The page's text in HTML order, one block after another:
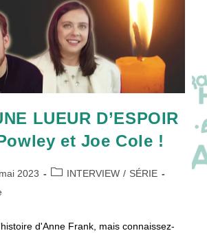
LUEUR D’ESPOIR
et Joe Cole !
:
2023
PostINTERVIEW / SÉRIE
d'Anne Frank, mais connaissez-